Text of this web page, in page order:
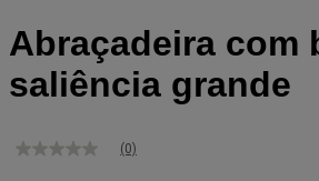
Abraçadeira com
saliência grande
Sem
(0)